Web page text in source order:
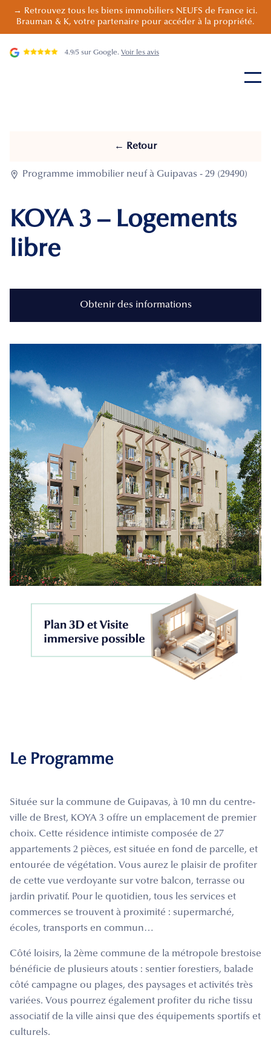
→ Retrouvez tous les biens immobiliers NEUFS de France ici.
Brauman & K, votre partenaire pour accéder à la propriété.
4.9/5 sur Google. Voir les avis
← Retour
 Programme immobilier neuf à Guipavas - 29 (29490)
KOYA 3 – Logements
libre
Obtenir des informations
Le Programme
Située sur la commune de Guipavas, à 10 mn du centre-
ville de Brest, KOYA 3 offre un emplacement de premier
choix. Cette résidence intimiste composée de 27
appartements 2 pièces, est située en fond de parcelle, et
entourée de végétation. Vous aurez le plaisir de profiter
de cette vue verdoyante sur votre balcon, terrasse ou
jardin privatif. Pour le quotidien, tous les services et
commerces se trouvent à proximité : supermarché,
écoles, transports en commun…
Côté loisirs, la 2ème commune de la métropole brestoise
bénéficie de plusieurs atouts : sentier forestiers, balade
côté campagne ou plages, des paysages et activités très
variées. Vous pourrez également profiter du riche tissu
associatif de la ville ainsi que des équipements sportifs et
culturels.